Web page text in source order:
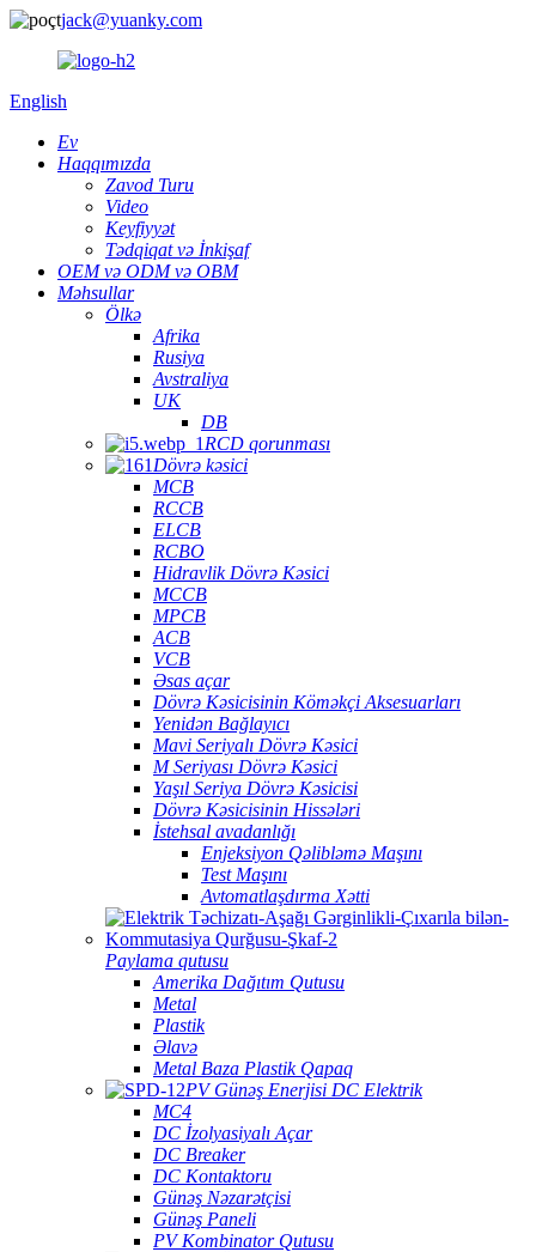
jack@yuanky.com
English
Ev
Haqqımızda
Zavod Turu
Video
Keyfiyyət
Tədqiqat və İnkişaf
OEM və ODM və OBM
Məhsullar
Ölkə
Afrika
Rusiya
Avstraliya
UK
DB
RCD qorunması
Dövrə kəsici
MCB
RCCB
ELCB
RCBO
Hidravlik Dövrə Kəsici
MCCB
MPCB
ACB
VCB
Əsas açar
Dövrə Kəsicisinin Köməkçi Aksesuarları
Yenidən Bağlayıcı
Mavi Seriyalı Dövrə Kəsici
M Seriyası Dövrə Kəsici
Yaşıl Seriya Dövrə Kəsicisi
Dövrə Kəsicisinin Hissələri
İstehsal avadanlığı
Enjeksiyon Qəlibləmə Maşını
Test Maşını
Avtomatlaşdırma Xətti
Paylama qutusu
Amerika Dağıtım Qutusu
Metal
Plastik
Əlavə
Metal Baza Plastik Qapaq
PV Günəş Enerjisi DC Elektrik
MC4
DC İzolyasiyalı Açar
DC Breaker
DC Kontaktoru
Günəş Nəzarətçisi
Günəş Paneli
PV Kombinator Qutusu